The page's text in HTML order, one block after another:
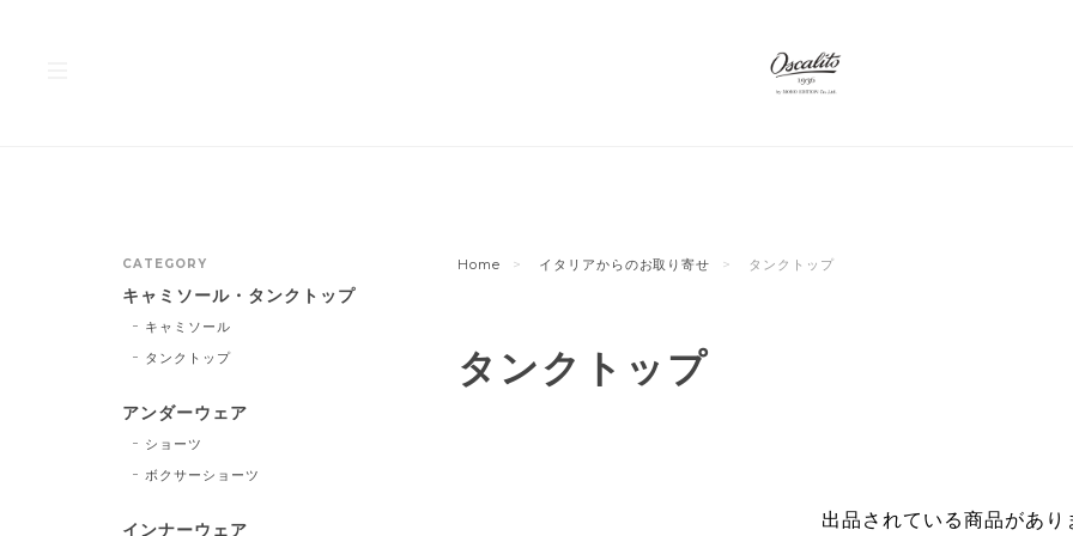
Home イタリアからのお取り寄せ タンクトップ
タンクトップ
出品されている商品があり
CATEGORY
キャミソール・タンクトップ
キャミソール
タンクトップ
アンダーウェア
ショーツ
ボクサーショーツ
インナーウェア